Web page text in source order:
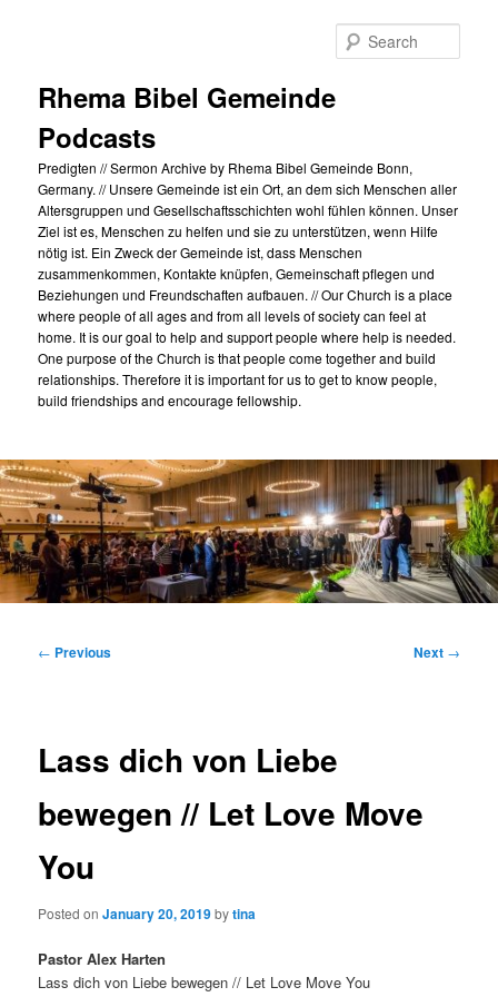
Rhema Bibel Gemeinde
Podcasts
Predigten // Sermon Archive by Rhema Bibel Gemeinde Bonn,
Germany. // Unsere Gemeinde ist ein Ort, an dem sich Menschen aller
Altersgruppen und Gesellschaftsschichten wohl fühlen können. Unser
Ziel ist es, Menschen zu helfen und sie zu unterstützen, wenn Hilfe
nötig ist. Ein Zweck der Gemeinde ist, dass Menschen
zusammenkommen, Kontakte knüpfen, Gemeinschaft pflegen und
Beziehungen und Freundschaften aufbauen. // Our Church is a place
where people of all ages and from all levels of society can feel at
home. It is our goal to help and support people where help is needed.
One purpose of the Church is that people come together and build
relationships. Therefore it is important for us to get to know people,
build friendships and encourage fellowship.
Post
← Previous Next →
Lass dich von Liebe
bewegen // Let Love Move
You
Posted onJanuary 20, 2019bytina
Pastor Alex Harten
Lass dich von Liebe bewegen // Let Love Move You